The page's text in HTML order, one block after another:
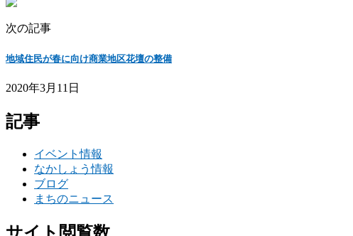
次の記事
地域住民が春に向け商業地区花壇の整備
2020年3月11日
記事
イベント情報
なかしょう情報
ブログ
まちのニュース
サイト閲覧数